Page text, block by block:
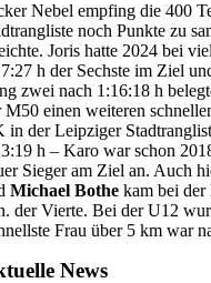
Nebel empfing die 400
noch Punkte zu
Joris hatte 2024 bei
h der Sechste im Ziel
zwei nach 1:16:18 h
M50 einen weiteren
in der Leipziger
h – Karo war schon
Sieger am Ziel an. Auch
Michael Bothe kam bei
der Vierte. Bei der U12
Frau über 5 km war
News